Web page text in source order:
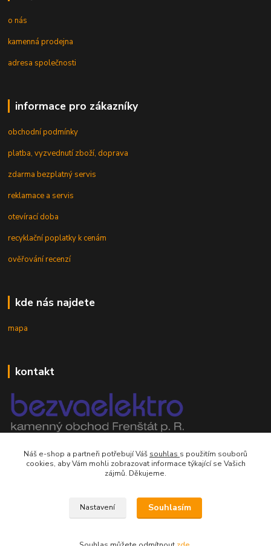
o nás
kamenná prodejna
adresa společnosti
informace pro zákazníky
obchodní podmínky
platba, vyzvednutí zboží, doprava
zdarma bezplatný servis
reklamace a servis
otevírací doba
recyklační poplatky k cenám
ověřování recenzí
kde nás najdete
mapa
kontakt
mobil 605 268 512
Po-Pá, 8-16 hod.
Náš e-shop a partneři potřebují Váš souhlas s použitím souborů
cookies, aby Vám mohli zobrazovat informace týkající se Vašich
zájmů. Děkujeme.
Nastavení Souhlasím